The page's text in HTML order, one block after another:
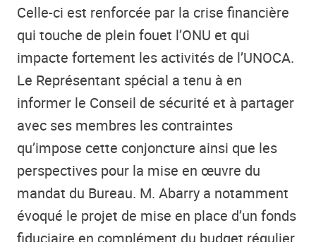
Celle-ci est renforcée par la crise financière
qui touche de plein fouet l’ONU et qui
impacte fortement les activités de l’UNOCA.
Le Représentant spécial a tenu à en
informer le Conseil de sécurité et à partager
avec ses membres les contraintes
qu’impose cette conjoncture ainsi que les
perspectives pour la mise en œuvre du
mandat du Bureau. M. Abarry a notamment
évoqué le projet de mise en place d’un fonds
fiduciaire en complément du budget régulier.